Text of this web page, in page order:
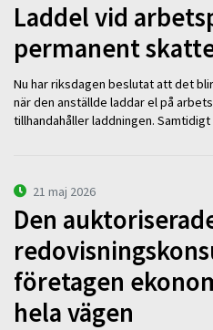
Laddel vid
permanent
Nu har riksdagen beslutat att det
när den anställde laddar el på
tillhandahåller laddningen.
21 maj 2026
Den
företagen
hela vägen